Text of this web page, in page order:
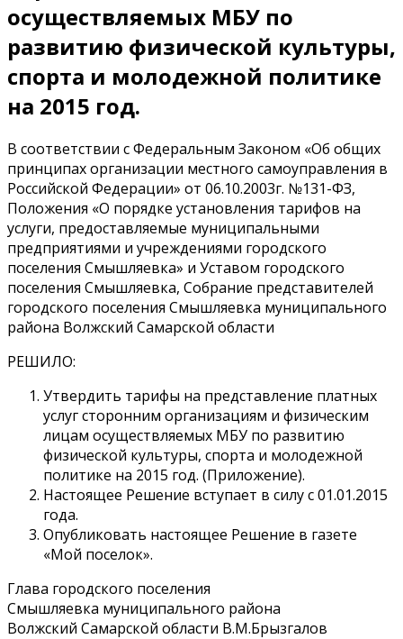
осуществляемых МБУ по
развитию физической культуры,
спорта и молодежной политике
на 2015 год.
В соответствии с Федеральным Законом «Об общих
принципах организации местного самоуправления в
Российской Федерации» от 06.10.2003г. №131-ФЗ,
Положения «О порядке установления тарифов на
услуги, предоставляемые муниципальными
предприятиями и учреждениями городского
поселения Смышляевка» и Уставом городского
поселения Смышляевка, Собрание представителей
городского поселения Смышляевка муниципального
района Волжский Самарской области
РЕШИЛО:
Утвердить тарифы на представление платных
услуг сторонним организациям и физическим
лицам осуществляемых МБУ по развитию
физической культуры, спорта и молодежной
политике на 2015 год. (Приложение).
Настоящее Решение вступает в силу с 01.01.2015
года.
Опубликовать настоящее Решение в газете
«Мой поселок».
Глава городского поселения
Смышляевка муниципального района
Волжский Самарской области В.М.Брызгалов